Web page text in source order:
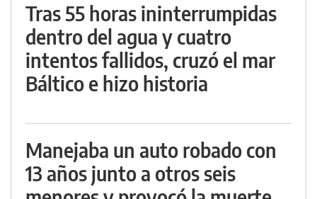
Tras 55 horas ininterrumpidas
dentro del agua y cuatro
intentos fallidos, cruzó el mar
Báltico e hizo historia
Manejaba un auto robado con
13 años junto a otros seis